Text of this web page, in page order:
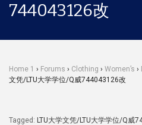
744043126改
Home 1 › Forums › Clothing › Women’s ›
文凭/LTU大学学位/Q威744043126改
Tagged: LTU大学文凭/LTU大学学位/Q威